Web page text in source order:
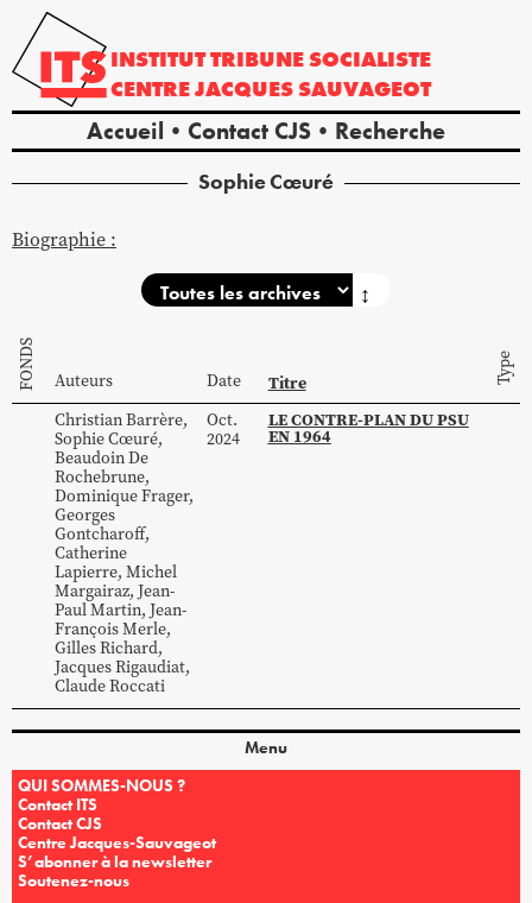
INSTITUTTRIBUNE SOCIALISTE
CENTREJACQUES SAUVAGEOT
Accueil Contact CJS Recherche
SophieCœuré
Biographie :
↕
FONDS Auteurs Date Titre Type
ChristianBarrère,
SophieCœuré,
BeaudoinDe
Rochebrune,
DominiqueFrager,
Georges
Gontcharoff,
Catherine
Lapierre, Michel
Margairaz, Jean-
PaulMartin, Jean-
FrançoisMerle,
GillesRichard,
JacquesRigaudiat,
ClaudeRoccati
Oct.
2024
LE CONTRE-PLAN DU PSU
EN 1964
Menu
QUI SOMMES-NOUS ?
Contact ITS
Contact CJS
Centre Jacques-Sauvageot
S’abonner à la newsletter
Soutenez-nous